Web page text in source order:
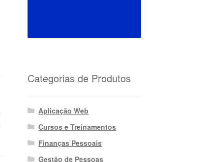
Categorias de Produtos
Aplicação Web
Cursos e Treinamentos
Finanças Pessoais
Gestão de Pessoas